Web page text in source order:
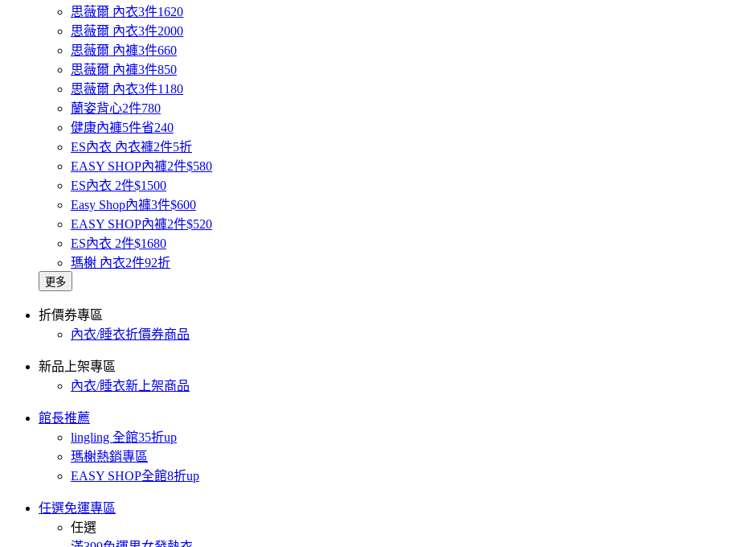
思薇爾 內衣3件1620
思薇爾 內衣3件2000
思薇爾 內褲3件660
思薇爾 內褲3件850
思薇爾 內衣3件1180
蘭姿背心2件780
健康內褲5件省240
ES內衣 內衣褲2件5折
EASY SHOP內褲2件$580
ES內衣 2件$1500
Easy Shop內褲3件$600
EASY SHOP內褲2件$520
ES內衣 2件$1680
瑪榭 內衣2件92折
更多
折價券專區
內衣/睡衣折價券商品
新品上架專區
內衣/睡衣新上架商品
館長推薦
lingling 全館35折up
瑪榭熱銷專區
EASY SHOP全館8折up
任選免運專區
任選